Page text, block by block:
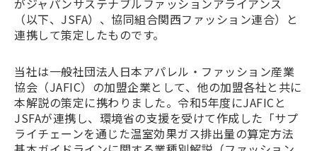
がジャパンサステナブルファッションアライアンス
（以下、JSFA）、協同組合関西ファッション連合）と
連携して策定したものです。
当社は一般社団法人日本アパレル・ファッション産業
協会（JAFIC）の加盟企業として、他の加盟各社と共に
本解説の策定に携わりました。令和5年度にJAFICと
JSFAが連携し、環境省の支援を受けて作成した「サプ
ライチェーンを通じた温室効果ガス排出量の算定方法